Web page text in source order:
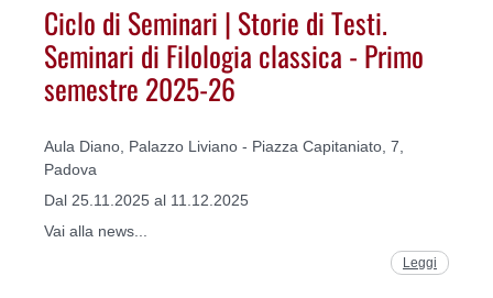
Ciclo di Seminari | Storie di Testi.
Seminari di Filologia classica - Primo
semestre 2025-26
Aula Diano, Palazzo Liviano - Piazza Capitaniato, 7,
Padova
Dal 25.11.2025 al 11.12.2025
Vai alla news...
Leggi